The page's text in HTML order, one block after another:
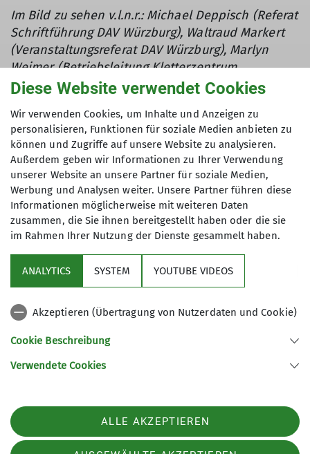
Im Bild zu sehen v.l.n.r.: Michael Deppisch (Referat
Schriftführung DAV Würzburg), Waltraud Markert
(Veranstaltungsreferat DAV Würzburg), Marlyn
Weimer (Betriebsleitung Kletterzentrum
Würzburg), Kurt Markert (Referat Hütten DAV
Vorstandsmitglied der Sparkasse Mainfranken
Würzburg), Natia Weinmann (Geschäftsführung
DAV Würzburg)
Service
Unsere Partner
Sektion Würzburg des Deutschen Alpenvereins e.V.
Telefon +49931573080
Diese Website verwendet Cookies
Wir verwenden Cookies, um Inhalte und Anzeigen zu
personalisieren, Funktionen für soziale Medien anbieten zu
können und Zugriffe auf unsere Website zu analysieren.
Außerdem geben wir Informationen zu Ihrer Verwendung
unserer Website an unsere Partner für soziale Medien,
Werbung und Analysen weiter. Unsere Partner führen diese
Informationen möglicherweise mit weiteren Daten
zusammen, die Sie ihnen bereitgestellt haben oder die sie
im Rahmen Ihrer Nutzung der Dienste gesammelt haben.
ANALYTICS SYSTEM YOUTUBE VIDEOS
Akzeptieren (Übertragung von Nutzerdaten und Cookie)
Cookie Beschreibung
Verwendete Cookies
ALLE AKZEPTIEREN